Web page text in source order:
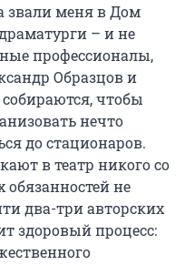
звали меня в Дом
– и не
профессионалы,
Образцов и
чтобы
нечто
до стационаров.
в театр никого со
не
два-три авторских
здоровый процесс: